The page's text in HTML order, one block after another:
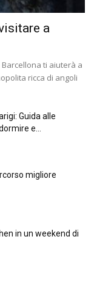
a
ti aiuterà a
ricca di angoli
Guida alle
e...
migliore
in un weekend di